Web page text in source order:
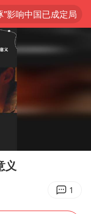
”影响中国已成定局
促就业创业新路
普拉病毒
聘不是人情买卖”
义
1